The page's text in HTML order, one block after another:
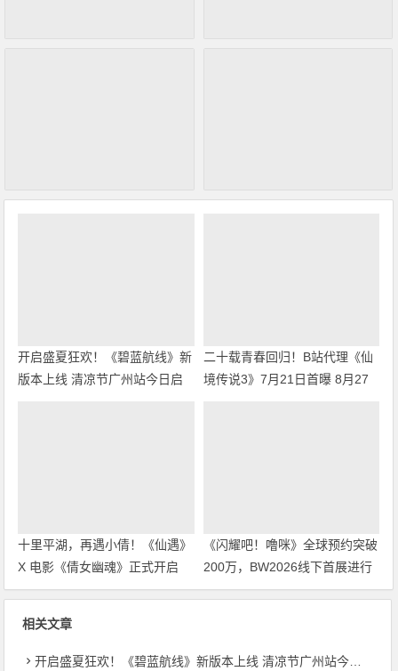
开启盛夏狂欢！《碧蓝航线》新
版本上线 清凉节广州站今日启
二十载青春回归！B站代理《仙
境传说3》7月21日首曝 8月27
十里平湖，再遇小倩！《仙遇》
X 电影《倩女幽魂》正式开启
《闪耀吧！噜咪》全球预约突破
200万，BW2026线下首展进行
中
相关文章
开启盛夏狂欢！《碧蓝航线》新版本上线 清凉节广州站今日启幕